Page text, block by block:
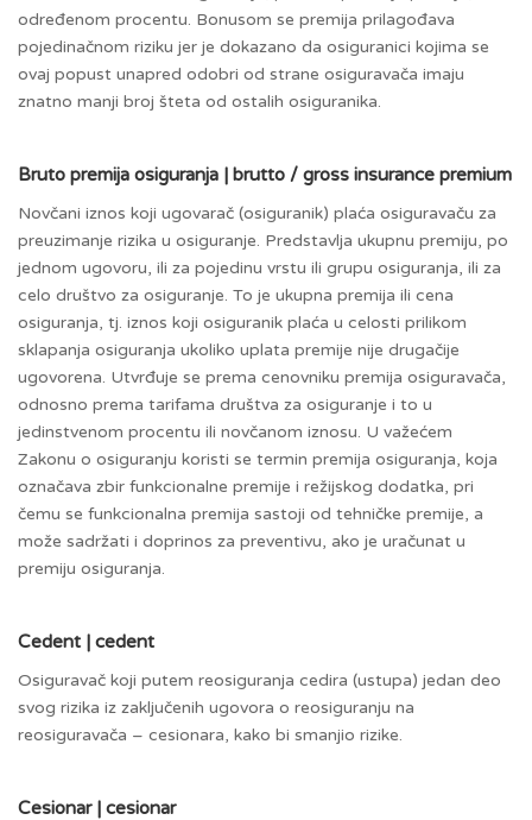
određenom procentu. Bonusom se premija prilagođava
pojedinačnom riziku jer je dokazano da osiguranici kojima se
ovaj popust unapred odobri od strane osiguravača imaju
znatno manji broj šteta od ostalih osiguranika.
Bruto premija osiguranja | brutto / gross insurance premium
Novčani iznos koji ugovarač (osiguranik) plaća osiguravaču za
preuzimanje rizika u osiguranje. Predstavlja ukupnu premiju, po
jednom ugovoru, ili za pojedinu vrstu ili grupu osiguranja, ili za
celo društvo za osiguranje. To je ukupna premija ili cena
osiguranja, tj. iznos koji osiguranik plaća u celosti prilikom
sklapanja osiguranja ukoliko uplata premije nije drugačije
ugovorena. Utvrđuje se prema cenovniku premija osiguravača,
odnosno prema tarifama društva za osiguranje i to u
jedinstvenom procentu ili novčanom iznosu. U važećem
Zakonu o osiguranju koristi se termin premija osiguranja, koja
označava zbir funkcionalne premije i režijskog dodatka, pri
čemu se funkcionalna premija sastoji od tehničke premije, a
može sadržati i doprinos za preventivu, ako je uračunat u
premiju osiguranja.
Cedent | cedent
Osiguravač koji putem reosiguranja cedira (ustupa) jedan deo
svog rizika iz zaključenih ugovora o reosiguranju na
reosiguravača – cesionara, kako bi smanjio rizike.
Cesionar | cesionar